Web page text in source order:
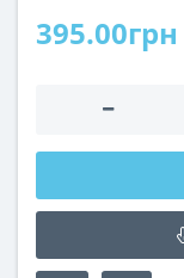
395.00грн